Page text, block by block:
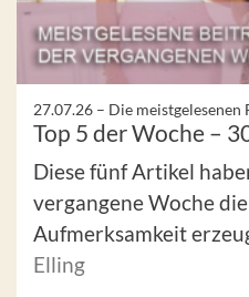
27.07.26 – Die meistgelesenen
Top 5 der Woche –
Diese fünf Artikel
vergangene Woche
Aufmerksamkeit
Elling